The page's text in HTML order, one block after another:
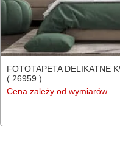
FOTOTAPETA DELIKATNE
( 26959 )
Cena zależy od wymiarów